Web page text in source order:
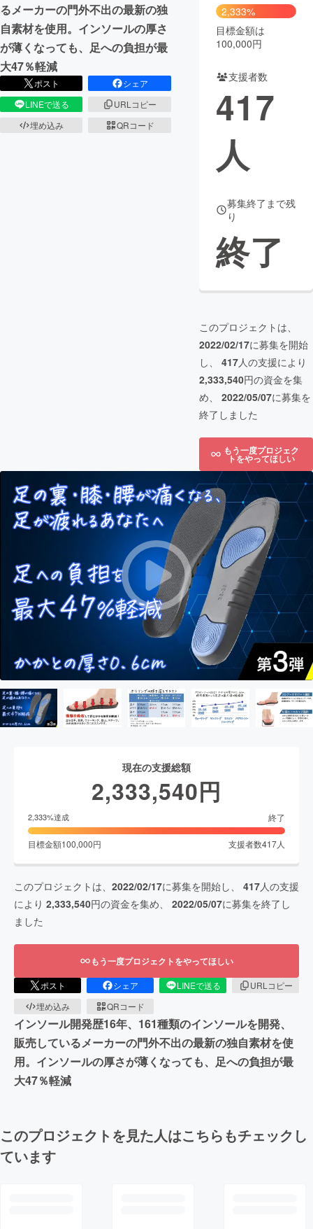
るメーカーの門外不出の最新の独
自素材を使用。インソールの厚さ
が薄くなっても、足への負担が最
大47％軽減
ポスト
シェア
LINEで送る
URLコピー
埋め込み
QRコード
2,333%
目標金額は
100,000円
支援者数
417
人
募集終了まで残
り
終了
このプロジェクトは、
2022/02/17に募集を開始
し、 417人の支援により
2,333,540円の資金を集
め、 2022/05/07に募集を
終了しました
もう一度プロジェク
トをやってほしい
現在の支援総額
2,333,540円
2,333%達成 終了
目標金額100,000円 支援者数417人
このプロジェクトは、 2022/02/17に募集を開始し、 417人の支援
により 2,333,540円の資金を集め、 2022/05/07に募集を終了し
ました
もう一度プロジェクトをやってほしい
ポスト シェア LINEで送る
URLコピー
埋め込み
QRコード
インソール開発歴16年、161種類のインソールを開発、
販売しているメーカーの門外不出の最新の独自素材を使
用。インソールの厚さが薄くなっても、足への負担が最
大47％軽減
このプロジェクトを見た人はこちらもチェックし
ています